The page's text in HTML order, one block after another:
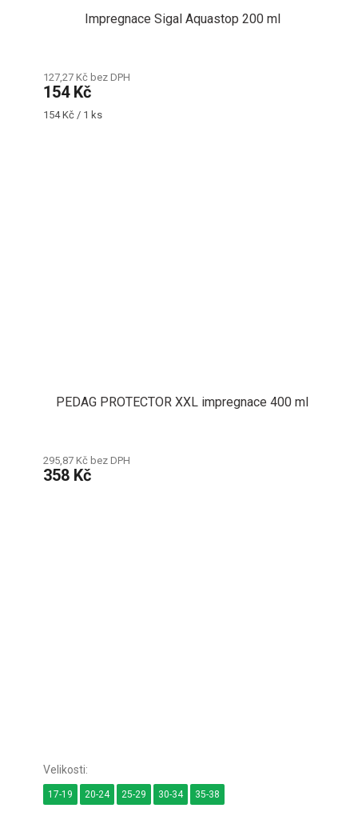
Impregnace Sigal Aquastop 200 ml
127,27 Kč bez DPH
154 Kč
Měrná
154 Kč / 1 ks
PEDAG PROTECTOR XXL impregnace 400 ml
295,87 Kč bez DPH
358 Kč
17-19 20-24 25-29 30-34 35-38